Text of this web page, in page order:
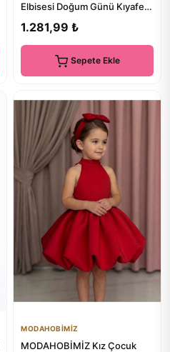
Elbisesi Doğum Günü Kıyafeti
1.281,99 ₺
Sepete Ekle
MODAHOBİMİZ
MODAHOBİMİZ Kız Çocuk